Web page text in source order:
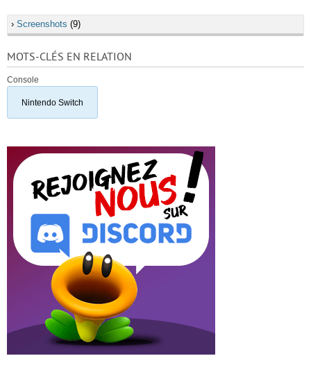
› Screenshots (9)
MOTS-CLÉS EN RELATION
Console
Nintendo Switch